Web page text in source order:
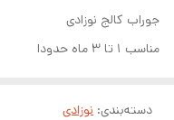
جوراب کالج نوزادی
مناسب ۱ تا ۳ ماه حدودا
دسته‌بندی: نوزادی